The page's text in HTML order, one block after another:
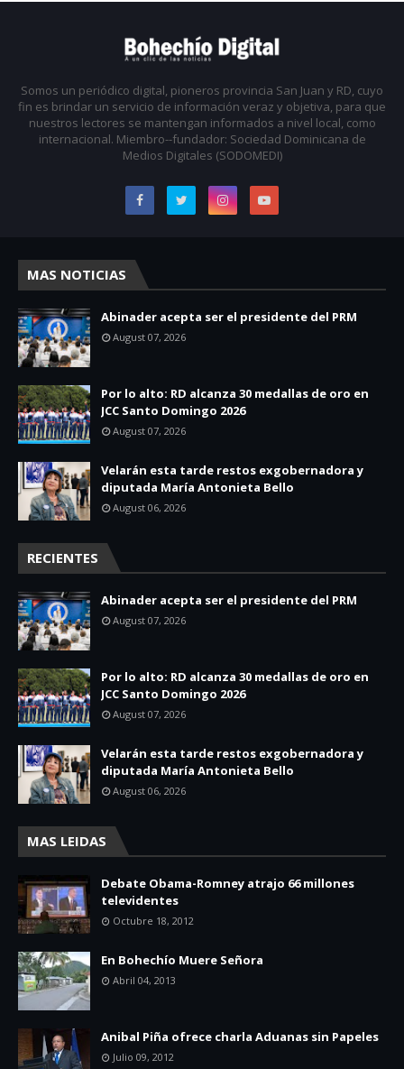
Somos un periódico digital, pioneros provincia San Juan y RD, cuyo
fin es brindar un servicio de información veraz y objetiva, para que
nuestros lectores se mantengan informados a nivel local, como
internacional. Miembro--fundador: Sociedad Dominicana de
Medios Digitales (SODOMEDI)
MAS NOTICIAS
Abinader acepta ser el presidente del PRM
August 07, 2026
Por lo alto: RD alcanza 30 medallas de oro en
JCC Santo Domingo 2026
August 07, 2026
Velarán esta tarde restos exgobernadora y
diputada María Antonieta Bello
August 06, 2026
RECIENTES
Abinader acepta ser el presidente del PRM
August 07, 2026
Por lo alto: RD alcanza 30 medallas de oro en
JCC Santo Domingo 2026
August 07, 2026
Velarán esta tarde restos exgobernadora y
diputada María Antonieta Bello
August 06, 2026
MAS LEIDAS
Debate Obama-Romney atrajo 66 millones
televidentes
Octubre 18, 2012
En Bohechío Muere Señora
Abril 04, 2013
Anibal Piña ofrece charla Aduanas sin Papeles
Julio 09, 2012